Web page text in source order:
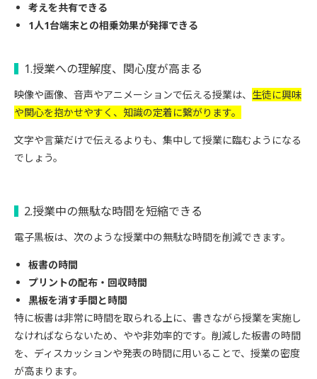
考えを共有できる
1人1台端末との相乗効果が発揮できる
1.授業への理解度、関心度が高まる
映像や画像、音声やアニメーションで伝える授業は、 生徒に興味
や関心を抱かせやすく、知識の定着に繋がります。
文字や言葉だけで伝えるよりも、集中して授業に臨むようになる
でしょう。
2.授業中の無駄な時間を短縮できる
電子黒板は、次のような授業中の無駄な時間を削減できます。
板書の時間
プリントの配布・回収時間
黒板を消す手間と時間
特に板書は非常に時間を取られる上に、書きながら授業を実施し
なければならないため、やや非効率的です。削減した板書の時間
を、ディスカッションや発表の時間に用いることで、授業の密度
が高まります。